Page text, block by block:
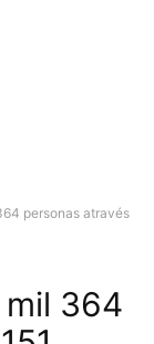
personas através
364